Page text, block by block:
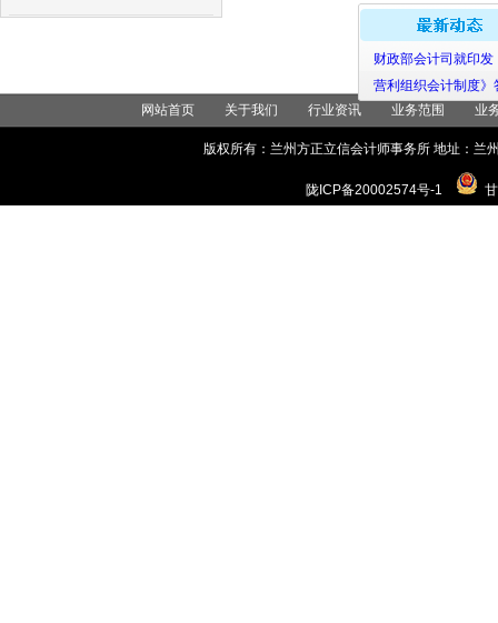
网站首页 关于我们 行业资讯 业务范围 业
版权所有：兰州方正立信会计师事务所 地址：
陇ICP备20002574号-1